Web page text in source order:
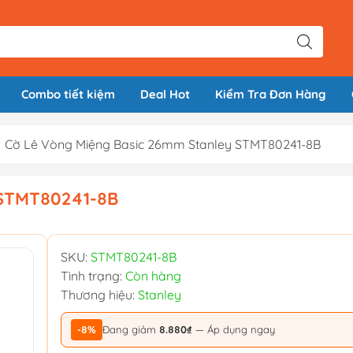
Combo tiết kiệm Deal Hot Kiểm Tra Đơn Hàng
Cờ Lê Vòng Miệng Basic 26mm Stanley STMT80241-8B
8B
SKU: STMT80241-8B
Tình trạng: Còn hàng
Thương hiệu: Stanley
-8% Đang giảm 8.880₫ — Áp dụng ngay